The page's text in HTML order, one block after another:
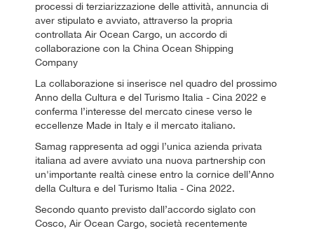
processi di terziarizzazione delle attività, annuncia di
aver stipulato e avviato, attraverso la propria
controllata Air Ocean Cargo, un accordo di
collaborazione con la China Ocean Shipping
Company
La collaborazione si inserisce nel quadro del prossimo
Anno della Cultura e del Turismo Italia - Cina 2022 e
conferma l’interesse del mercato cinese verso le
eccellenze Made in Italy e il mercato italiano.
Samag rappresenta ad oggi l’unica azienda privata
italiana ad avere avviato una nuova partnership con
un'importante realtà cinese entro la cornice dell’Anno
della Cultura e del Turismo Italia - Cina 2022.
Secondo quanto previsto dall’accordo siglato con
Cosco, Air Ocean Cargo, società recentemente